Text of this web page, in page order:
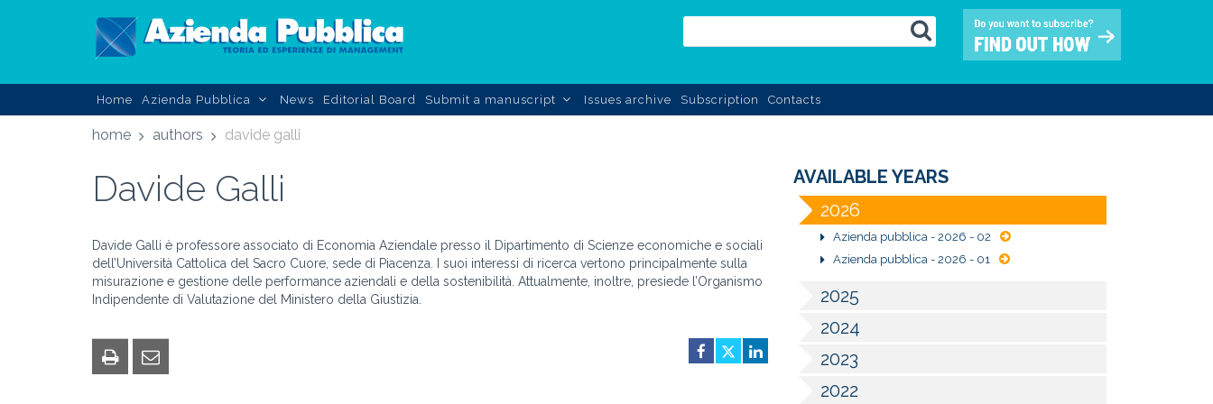
Home Azienda Pubblica News Editorial Board Submit a manuscript Issues archive Subscription Contacts
home authors davide galli
Davide Galli
Davide Galli è professore associato di Economia Aziendale presso il Dipartimento di Scienze economiche e sociali
dell’Università Cattolica del Sacro Cuore, sede di Piacenza. I suoi interessi di ricerca vertono principalmente sulla
misurazione e gestione delle performance aziendali e della sostenibilità. Attualmente, inoltre, presiede l’Organismo
Indipendente di Valutazione del Ministero della Giustizia.
AVAILABLE YEARS
2026
Azienda pubblica - 2026 - 02
Azienda pubblica - 2026 - 01
2025
2024
2023
2022